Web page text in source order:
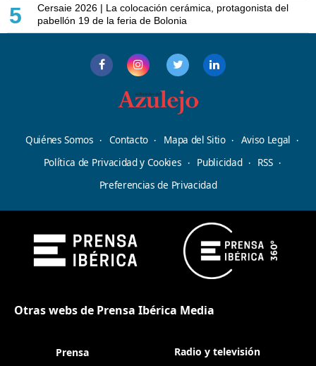
5
Cersaie 2026 | La colocación cerámica, protagonista del
pabellón 19 de la feria de Bolonia
Quiénes Somos Contacto Mapa del Sitio
Aviso Legal
Política de Privacidad y Cookies
Publicidad
RSS
Preferencias de Privacidad
Otras webs de Prensa Ibérica Media
Prensa Radio y televisión